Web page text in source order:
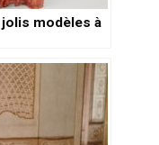
modèles à